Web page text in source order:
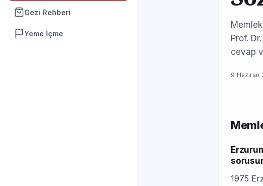
Gezi Rehberi
Yeme İçme
Prof.
cevap
9 Haziran
1975